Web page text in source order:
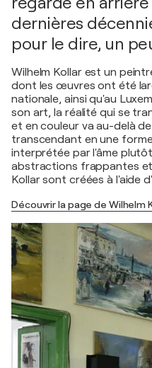
dernières
pour le dire, un
Wilhelm Kollar est un
dont les œuvres ont été
nationale, ainsi qu'au
son art, la réalité qui se
et en couleur va au-delà
transcendant en une
interprétée par l'âme
abstractions frappantes
Kollar sont créées à l'aide
Découvrir la page de Wilhelm